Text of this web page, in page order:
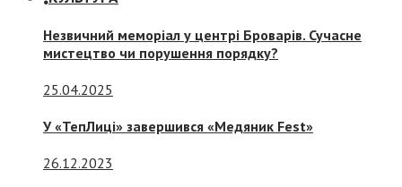
Незвичний меморіал у центрі Броварів. Сучасне
мистецтво чи порушення порядку?
25.04.2025
У «ТепЛиці» завершився «Медяник Fest»
26.12.2023